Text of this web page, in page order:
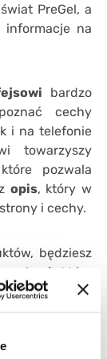
PreGel, a
informacje na
bardzo
cechy
i na telefonie
towarzyszy
pozwala
opis, który w
i cechy.
będziesz
, które
będziesz miał
naszej firmy
możesz